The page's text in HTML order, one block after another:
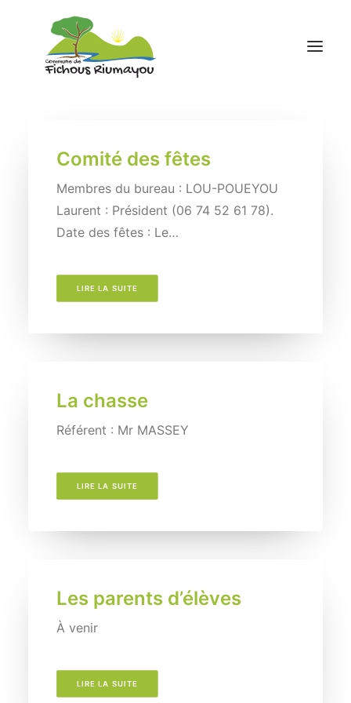
Mairie
Associations
Infos pratiques
Comité des fêtes
Membres du bureau : LOU-POUEYOU
Laurent : Président (06 74 52 61 78).
Date des fêtes : Le…
LIRE LA SUITE
La chasse
Référent : Mr MASSEY
LIRE LA SUITE
Les parents d’élèves
À venir
LIRE LA SUITE